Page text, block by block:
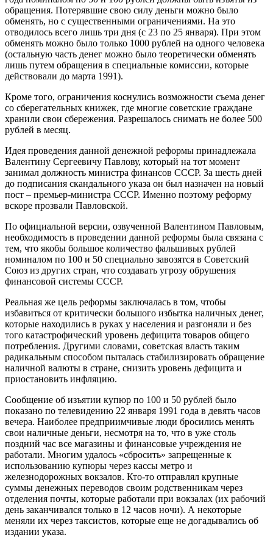
обращения. Потерявшие свою силу деньги можно было
обменять, но с существенными ограничениями. На это
отводилось всего лишь три дня (с 23 по 25 января). При этом
обменять можно было только 1000 рублей на одного человека
(остальную часть денег можно было теоретически обменять
лишь путем обращения в специальные комиссии, которые
действовали до марта 1991).
Кроме того, ограничения коснулись возможности съема денег
со сберегательных книжек, где многие советские граждане
хранили свои сбережения. Разрешалось снимать не более 500
рублей в месяц.
Идея проведения данной денежной реформы принадлежала
Валентину Сергеевичу Павлову, который на тот момент
занимал должность министра финансов СССР. За шесть дней
до подписания скандального указа он был назначен на новый
пост – премьер-министра СССР. Именно поэтому реформу
вскоре прозвали Павловской.
По официальной версии, озвученной Валентином Павловым,
необходимость в проведении данной реформы была связана с
тем, что якобы большое количество фальшивых рублей
номиналом по 100 и 50 специально завозятся в Советский
Союз из других стран, что создавать угрозу обрушения
финансовой системы СССР.
Реальная же цель реформы заключалась в том, чтобы
избавиться от критически большого избытка наличных денег,
которые находились в руках у населения и разгоняли и без
того катастрофический уровень дефицита товаров общего
потребления. Другими словами, советская власть таким
радикальным способом пыталась стабилизировать обращение
наличной валюты в стране, снизить уровень дефицита и
приостановить инфляцию.
Сообщение об изъятии купюр по 100 и 50 рублей было
показано по телевидению 22 января 1991 года в девять часов
вечера. Наиболее предприимчивые люди бросились менять
свои наличные деньги, несмотря на то, что в уже столь
поздний час все магазины и финансовые учреждения не
работали. Многим удалось «сбросить» запрещенные к
использованию купюры через кассы метро и
железнодорожных вокзалов. Кто-то отправлял крупные
суммы денежных переводов своим родственникам через
отделения почты, которые работали при вокзалах (их рабочий
день заканчивался только в 12 часов ночи). А некоторые
меняли их через таксистов, которые еще не догадывались об
издании указа.